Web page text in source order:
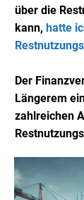
über die
kann, hatte
Der
Längerem
zahlreichen